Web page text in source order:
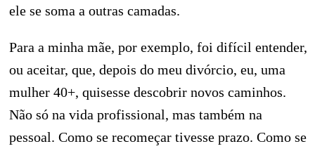
ele se soma a outras camadas.
Para a minha mãe, por exemplo, foi difícil entender,
ou aceitar, que, depois do meu divórcio, eu, uma
mulher 40+, quisesse descobrir novos caminhos.
Não só na vida profissional, mas também na
pessoal. Como se recomeçar tivesse prazo. Como se